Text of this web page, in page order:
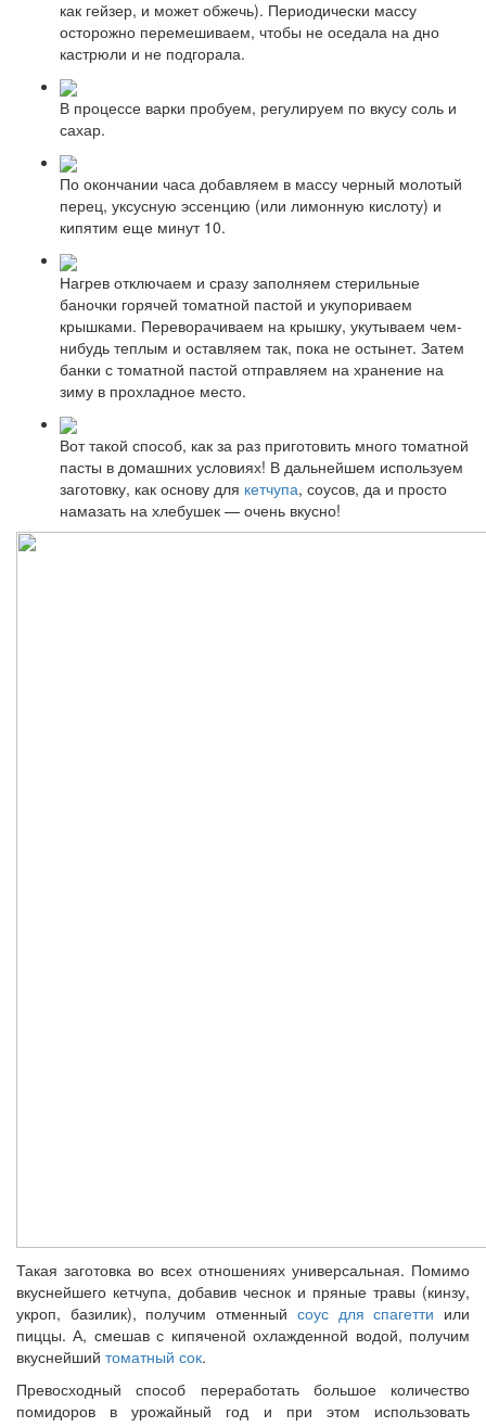
как гейзер, и может обжечь). Периодически массу
осторожно перемешиваем, чтобы не оседала на дно
кастрюли и не подгорала.
В процессе варки пробуем, регулируем по вкусу соль и
сахар.
По окончании часа добавляем в массу черный молотый
перец, уксусную эссенцию (или лимонную кислоту) и
кипятим еще минут 10.
Нагрев отключаем и сразу заполняем стерильные
баночки горячей томатной пастой и укупориваем
крышками. Переворачиваем на крышку, укутываем чем-
нибудь теплым и оставляем так, пока не остынет. Затем
банки с томатной пастой отправляем на хранение на
зиму в прохладное место.
Вот такой способ, как за раз приготовить много томатной
пасты в домашних условиях! В дальнейшем используем
заготовку, как основу для кетчупа, соусов, да и просто
намазать на хлебушек — очень вкусно!
Такая заготовка во всех отношениях универсальная. Помимо
вкуснейшего кетчупа, добавив чеснок и пряные травы (кинзу,
укроп, базилик), получим отменный соус для спагетти или
пиццы. А, смешав с кипяченой охлажденной водой, получим
вкуснейший томатный сок.
Превосходный способ переработать большое количество
помидоров в урожайный год и при этом использовать